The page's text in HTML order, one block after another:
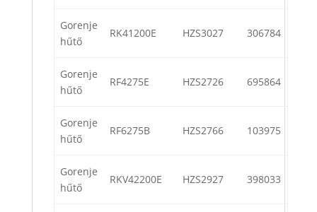
Gorenje
hűtő
RK41200E HZS3027 306784
Gorenje
hűtő
RF4275E HZS2726 695864
Gorenje
hűtő
RF6275B HZS2766 103975
Gorenje
hűtő
RKV42200E HZS2927 398033